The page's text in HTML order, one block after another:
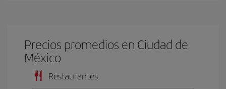
Precios promedios en Ciudad de
México
Restaurantes